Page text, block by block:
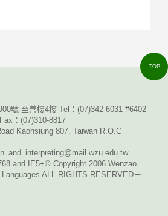
號 至善樓4樓 Tel： (07)342-6031 #6402
Fax ： (07)310-8817
Kaohsiung 807, Taiwan R.O.C
and IE5+© Copyright 2006 Wenzao
ALL RIGHTS RESERVED－
TOP